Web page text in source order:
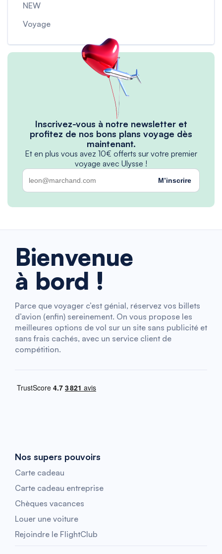
NEW
Voyage
Inscrivez-vous à notre newsletter et
profitez de nos bons plans voyage dès
maintenant.
Et en plus vous avez 10€ offerts sur votre premier
voyage avec Ulysse !
M’inscrire
Bienvenue
à bord !
Parce que voyager c’est génial, réservez vos billets
d’avion (enfin) sereinement. On vous propose les
meilleures options de vol sur un site sans publicité et
sans frais cachés, avec un service client de
compétition.
Nos supers pouvoirs
Carte cadeau
Carte cadeau entreprise
Chèques vacances
Louer une voiture
Rejoindre le FlightClub